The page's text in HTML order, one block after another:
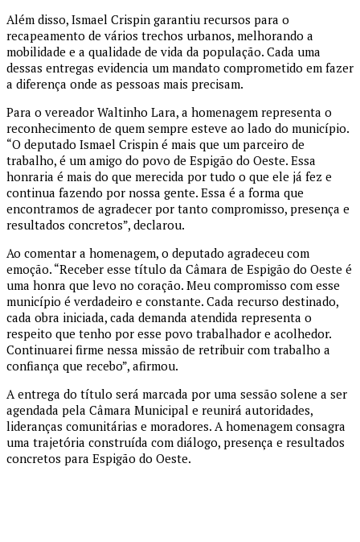
Além disso, Ismael Crispin garantiu recursos para o
recapeamento de vários trechos urbanos, melhorando a
mobilidade e a qualidade de vida da população. Cada uma
dessas entregas evidencia um mandato comprometido em fazer
a diferença onde as pessoas mais precisam.
Para o vereador Waltinho Lara, a homenagem representa o
reconhecimento de quem sempre esteve ao lado do município.
“O deputado Ismael Crispin é mais que um parceiro de
trabalho, é um amigo do povo de Espigão do Oeste. Essa
honraria é mais do que merecida por tudo o que ele já fez e
continua fazendo por nossa gente. Essa é a forma que
encontramos de agradecer por tanto compromisso, presença e
resultados concretos”, declarou.
Ao comentar a homenagem, o deputado agradeceu com
emoção. “Receber esse título da Câmara de Espigão do Oeste é
uma honra que levo no coração. Meu compromisso com esse
município é verdadeiro e constante. Cada recurso destinado,
cada obra iniciada, cada demanda atendida representa o
respeito que tenho por esse povo trabalhador e acolhedor.
Continuarei firme nessa missão de retribuir com trabalho a
confiança que recebo”, afirmou.
A entrega do título será marcada por uma sessão solene a ser
agendada pela Câmara Municipal e reunirá autoridades,
lideranças comunitárias e moradores. A homenagem consagra
uma trajetória construída com diálogo, presença e resultados
concretos para Espigão do Oeste.